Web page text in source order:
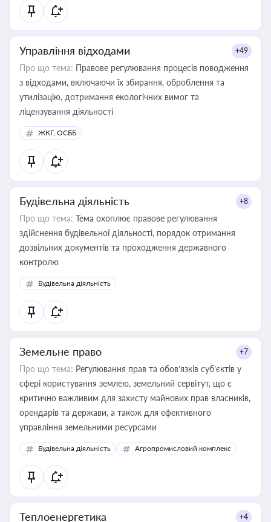
статусу суб'єктів оціночної діяльності
Управління відходами +49
Про що тема: Правове регулювання процесів поводження
з відходами, включаючи їх збирання, оброблення та
утилізацію, дотримання екологічних вимог та
ліцензування діяльності
ЖКГ, ОСББ
Будівельна діяльність +8
Про що тема: Тема охоплює правове регулювання
здійснення будівельної діяльності, порядок отримання
дозвільних документів та проходження державного
контролю
Будівельна діяльність
Земельне право +7
Про що тема: Регулювання прав та обов’язків суб’єктів у
сфері користування землею, земельний сервітут, що є
критично важливим для захисту майнових прав власників,
орендарів та держави, а також для ефективного
управління земельними ресурсами
Будівельна діяльність Агропромисловий комплекс
Теплоенергетика +4